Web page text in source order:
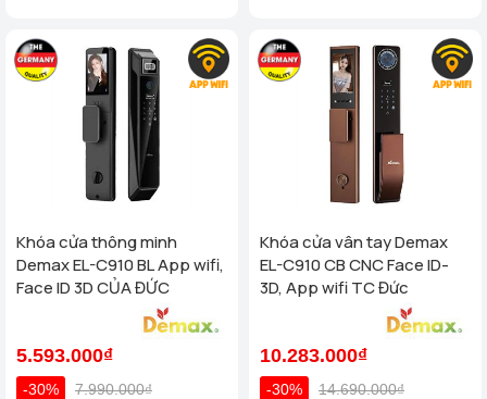
Khóa cửa thông minh
Demax EL-C910 BL App wifi,
Face ID 3D CỦA ĐỨC
5.593.000₫
-30% 7.990.000₫
Khóa cửa vân tay Demax
EL-C910 CB CNC Face ID-
3D, App wifi TC Đức
10.283.000₫
-30% 14.690.000₫